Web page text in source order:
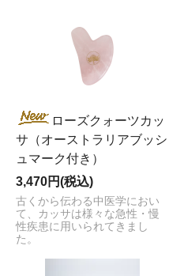
ローズクォーツカッ
サ（オーストラリアブッシ
ュマーク付き）
3,470円(税込)
古くから伝わる中医学におい
て、カッサは様々な急性・慢
性疾患に用いられてきまし
た。